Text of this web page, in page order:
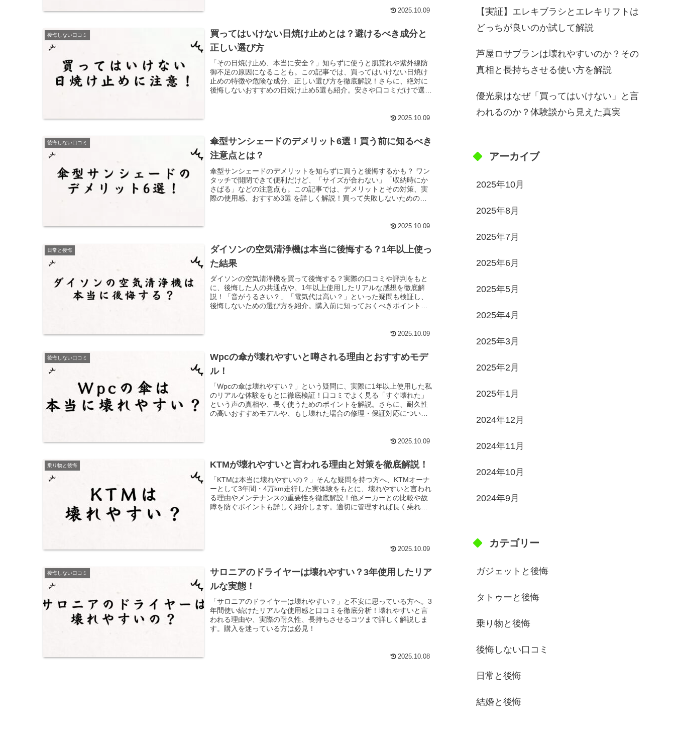
2025.10.09
後悔しない口コミ
買ってはいけない日焼け止めとは？避けるべき成分と
正しい選び方
「その日焼け止め、本当に安全？」知らずに使うと肌荒れや紫外線防
御不足の原因になることも。この記事では、買ってはいけない日焼け
止めの特徴や危険な成分、正しい選び方を徹底解説！さらに、絶対に
後悔しないおすすめの日焼け止め5選も紹介。安さや口コミだけで選ぶ
2025.10.09
後悔しない口コミ
傘型サンシェードのデメリット6選！買う前に知るべき
注意点とは？
傘型サンシェードのデメリットを知らずに買うと後悔するかも？ ワン
タッチで開閉できて便利だけど、「サイズが合わない」「収納時にか
さばる」などの注意点も。この記事では、デメリットとその対策、実
際の使用感、おすすめ3選 を詳しく解説！買って失敗しないためのポ
2025.10.09
日常と後悔
ダイソンの空気清浄機は本当に後悔する？1年以上使っ
た結果
ダイソンの空気清浄機を買って後悔する？実際の口コミや評判をもと
に、後悔した人の共通点や、1年以上使用したリアルな感想を徹底解
説！「音がうるさい？」「電気代は高い？」といった疑問も検証し、
後悔しないための選び方を紹介。購入前に知っておくべきポイントを
2025.10.09
後悔しない口コミ
Wpcの傘が壊れやすいと噂される理由とおすすめモデ
ル！
「Wpcの傘は壊れやすい？」という疑問に、実際に1年以上使用した私
のリアルな体験をもとに徹底検証！口コミでよく見る「すぐ壊れた」
という声の真相や、長く使うためのポイントを解説。さらに、耐久性
の高いおすすめモデルや、もし壊れた場合の修理・保証対応について
2025.10.09
乗り物と後悔 KTMが壊れやすいと言われる理由と対策を徹底解説！
「KTMは本当に壊れやすいの？」そんな疑問を持つ方へ、KTMオーナ
ーとして3年間・4万km走行した実体験をもとに、壊れやすいと言われ
る理由やメンテナンスの重要性を徹底解説！他メーカーとの比較や故
障を防ぐポイントも詳しく紹介します。適切に管理すれば長く乗れる
2025.10.09
後悔しない口コミ
サロニアのドライヤーは壊れやすい？3年使用したリア
ルな実態！
「サロニアのドライヤーは壊れやすい？」と不安に思っている方へ。3
年間使い続けたリアルな使用感と口コミを徹底分析！壊れやすいと言
われる理由や、実際の耐久性、長持ちさせるコツまで詳しく解説しま
す。購入を迷っている方は必見！
2025.10.08
【実証】エレキブラシとエレキリフトは
どっちが良いのか試して解説
芦屋ロサブランは壊れやすいのか？その
真相と長持ちさせる使い方を解説
優光泉はなぜ「買ってはいけない」と言
われるのか？体験談から見えた真実
アーカイブ
2025年10月
2025年8月
2025年7月
2025年6月
2025年5月
2025年4月
2025年3月
2025年2月
2025年1月
2024年12月
2024年11月
2024年10月
2024年9月
カテゴリー
ガジェットと後悔
タトゥーと後悔
乗り物と後悔
後悔しない口コミ
日常と後悔
結婚と後悔